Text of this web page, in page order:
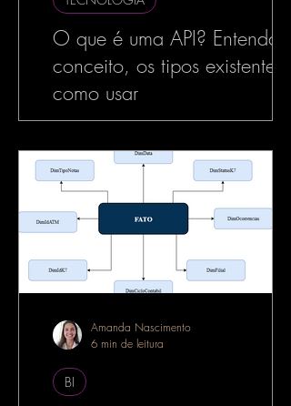
O que é uma API? Entenda o
conceito, os tipos existentes e
como usar
No mundo da tecnologia,
no desenvolvimento de software, o termo
API é muito utilizado — e com razão. As
APIs estão por...
BI
Amanda Nascimento
6 min de leitura